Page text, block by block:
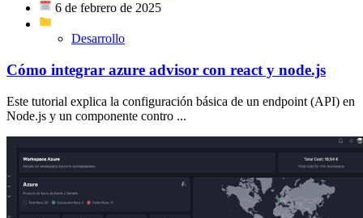
6 de febrero de 2025
Desarrollo
Cómo integrar azure advisor con react y node.js
Este tutorial explica la configuración básica de un endpoint (API) en
Node.js y un componente contro ...